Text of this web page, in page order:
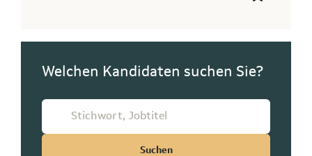
Welchen Kandidaten suchen Sie?
Suchen